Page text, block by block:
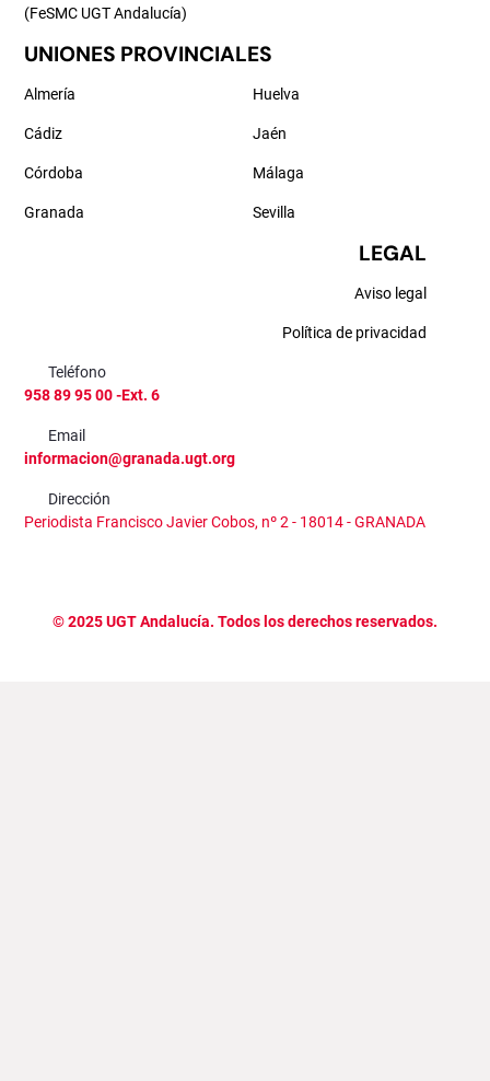
(FeSMC UGT Andalucía)
UNIONES PROVINCIALES
Almería
Cádiz
Córdoba
Granada
Huelva
Jaén
Málaga
Sevilla
LEGAL
Aviso legal
Política de privacidad
Teléfono
958 89 95 00 -Ext. 6
Email
informacion@granada.ugt.org
Dirección
Periodista Francisco Javier Cobos, nº 2 - 18014 - GRANADA
©2025UGT Andalucía. Todos los derechos reservados.